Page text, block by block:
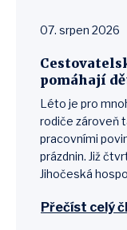
07. srpen 2026
pomáhají
Léto je pro
rodiče zároveň
pracovními
prázdnin. Již
Jihočeská
Přečíst celý